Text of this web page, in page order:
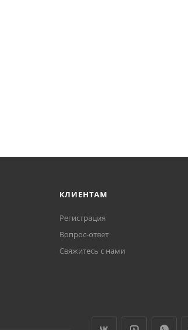
КЛИЕНТАМ
Регистрация
Вопрос-ответ
Свяжитесь с нами